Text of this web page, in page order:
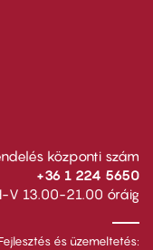
központi szám
+36 1 224 5650
V 13.00-21.00 óráig
és üzemeltetés: